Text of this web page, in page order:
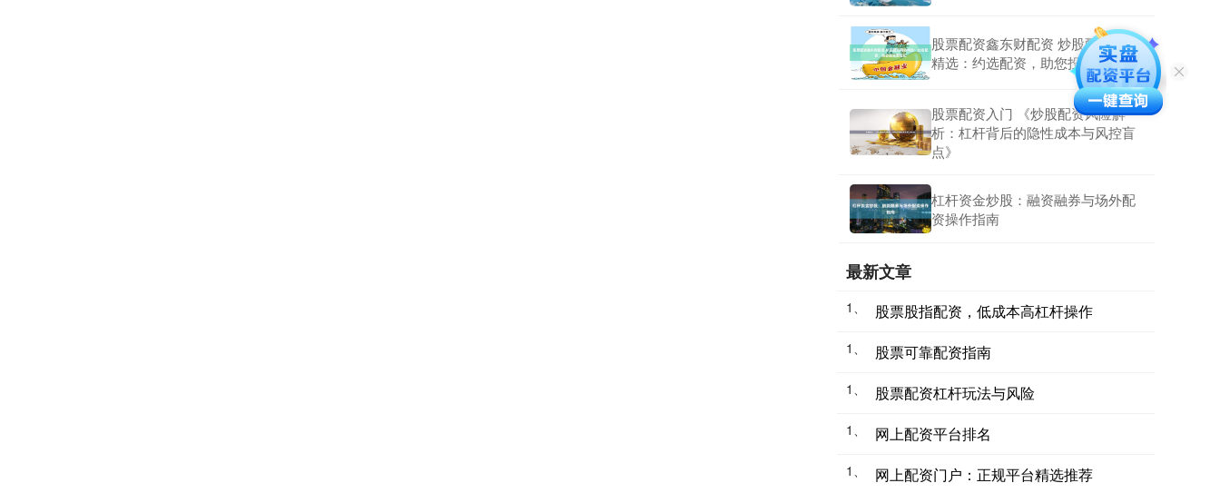
股票配资鑫东财配资 炒股配资网站
精选：约选配资，助您投资更轻松
股票配资入门 《炒股配资风险解
析：杠杆背后的隐性成本与风控盲
点》
杠杆资金炒股：融资融券与场外配
资操作指南
最新文章
1、 股票股指配资，低成本高杠杆操作
1、 股票可靠配资指南
1、 股票配资杠杆玩法与风险
1、 网上配资平台排名
1、 网上配资门户：正规平台精选推荐